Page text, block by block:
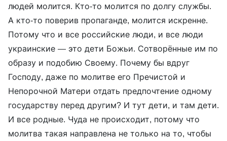
людей молится. Кто-то молится по долгу службы.
А кто-то поверив пропаганде, молится искренне.
Потому что и все российские люди, и все люди
украинские — это дети Божьи. Сотворённые им по
образу и подобию Своему. Почему бы вдруг
Господу, даже по молитве его Пречистой и
Непорочной Матери отдать предпочтение одному
государству перед другим? И тут дети, и там дети.
И все родные. Чуда не происходит, потому что
молитва такая направлена не только на то, чтобы